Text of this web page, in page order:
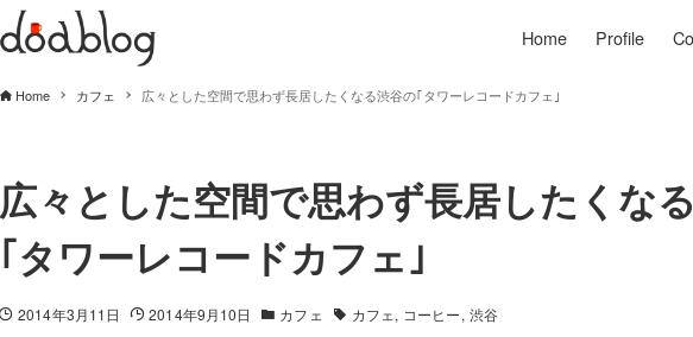
Home Profile
Home カフェ 広々とした空間で思わず長居したくなる渋谷の｢タワーレコードカフェ｣
広々とした空間で思わず長居したくな
｢タワーレコードカフェ｣
2014年3月11日 2014年9月10日 カフェ カフェ コーヒー 渋谷